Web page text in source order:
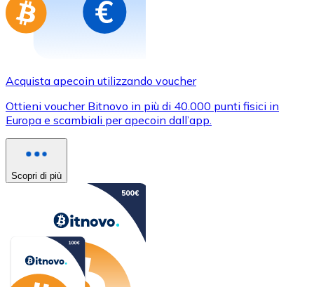
Acquista apecoin utilizzando voucher
Ottieni voucher Bitnovo in più di 40.000 punti fisici in
Europa e scambiali per apecoin dall’app.
Scopri di più